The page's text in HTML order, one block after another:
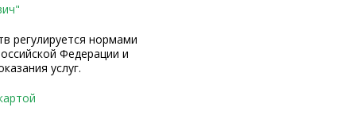
регулируется нормами
Федерации и
услуг.